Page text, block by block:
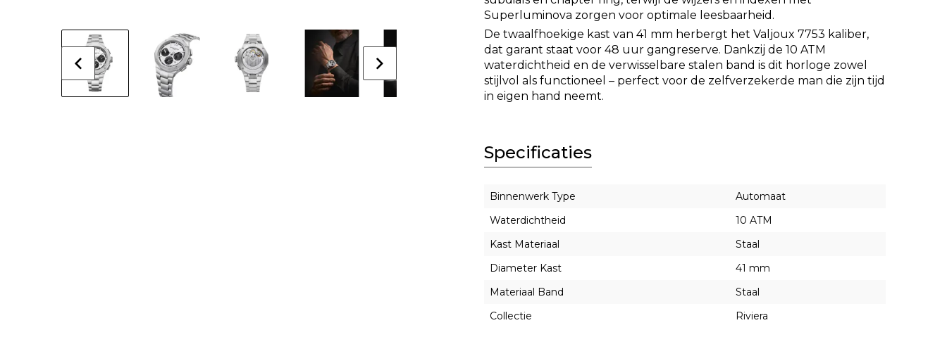
Superluminova zorgen voor optimale leesbaarheid.
De twaalfhoekige kast van 41 mm herbergt het Valjoux 7753 kaliber,
dat garant staat voor 48 uur gangreserve. Dankzij de 10 ATM
waterdichtheid en de verwisselbare stalen band is dit horloge zowel
stijlvol als functioneel – perfect voor de zelfverzekerde man die zijn tijd
in eigen hand neemt.
Specificaties
Binnenwerk Type
Automaat
Waterdichtheid
10 ATM
Kast Materiaal
Staal
Diameter Kast
41 mm
Materiaal Band
Staal
Collectie
Riviera